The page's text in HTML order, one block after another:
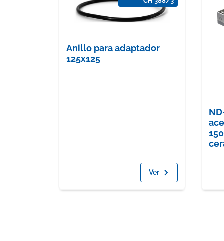
Anillo para adaptador
125x125
Ver